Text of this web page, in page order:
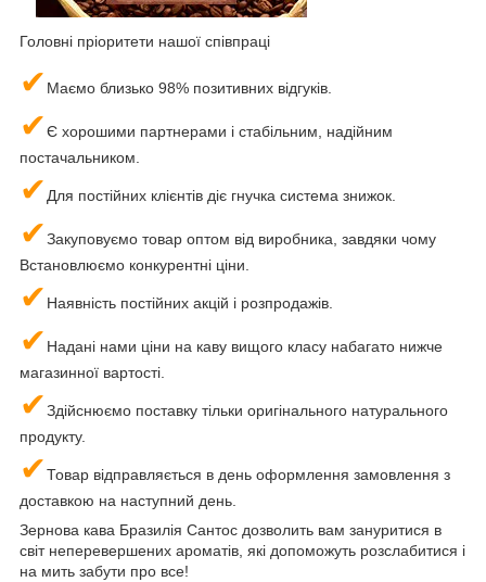
Головні пріоритети нашої співпраці
✔ Маємо близько 98% позитивних відгуків.
✔Є хорошими партнерами і стабільним, надійним
постачальником.
✔Для постійних клієнтів діє гнучка система знижок.
✔Закуповуємо товар оптом від виробника, завдяки чому
Встановлюємо конкурентні ціни.
✔ Наявність постійних акцій і розпродажів.
✔ Надані нами ціни на каву вищого класу набагато нижче
магазинної вартості.
✔Здійснюємо поставку тільки оригінального натурального
продукту.
✔Товар відправляється в день оформлення замовлення з
доставкою на наступний день.
Зернова кава Бразилія Сантос дозволить вам зануритися в
світ неперевершених ароматів, які допоможуть розслабитися і
на мить забути про все!